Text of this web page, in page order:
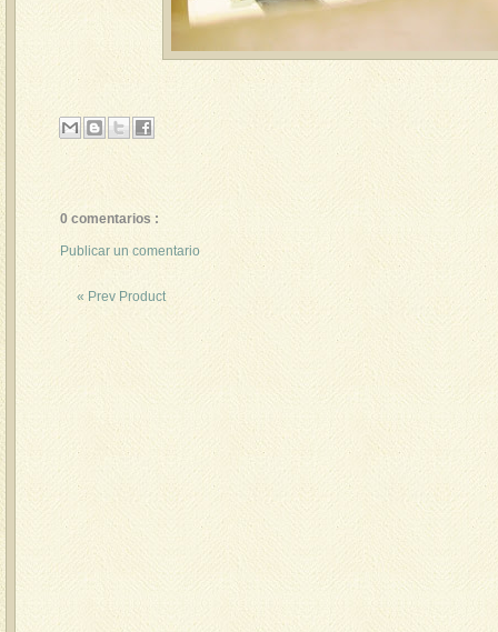
0 comentarios :
Publicar un comentario
« Prev Product